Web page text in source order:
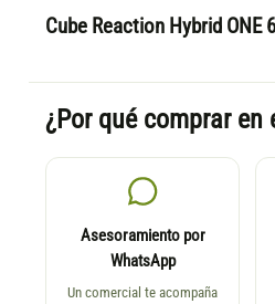
Cube Reaction Hybrid ONE
¿Por qué comprar en
Asesoramiento por
WhatsApp
Un comercial te acompaña